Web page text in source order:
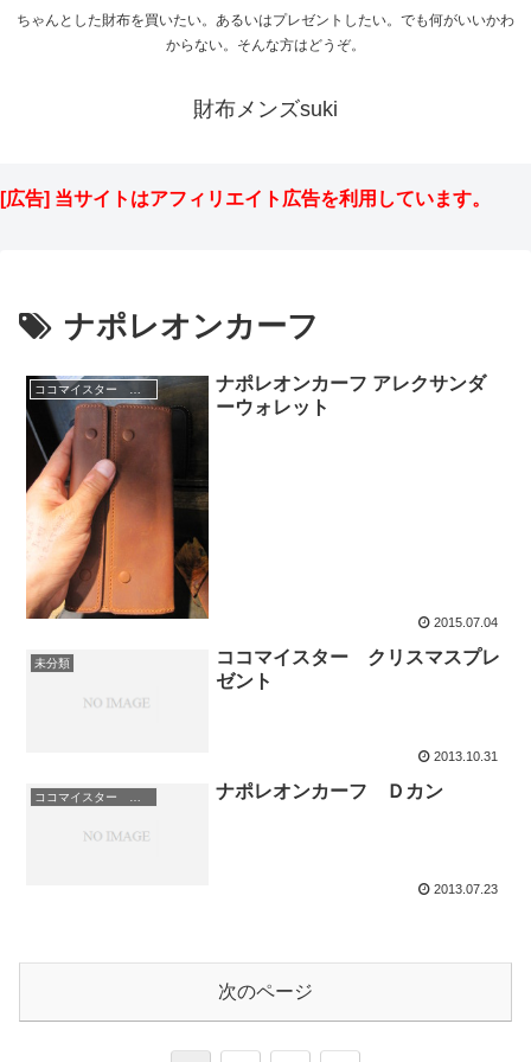
ちゃんとした財布を買いたい。あるいはプレゼントしたい。でも何がいいかわ
からない。そんな方はどうぞ。
財布メンズsuki
[広告] 当サイトはアフィリエイト広告を利用しています。
ナポレオンカーフ
ココマイスター ナポレオンカーフ
ナポレオンカーフ アレクサンダ
ーウォレット
2015.07.04
未分類
ココマイスター クリスマスプレ
ゼント
2013.10.31
ナポレオンカーフ Ｄカン
2013.07.23
次のページ